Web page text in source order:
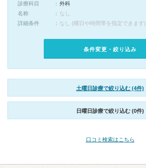
診療科目
外科
名称
なし
詳細条件
なし (曜日や時間帯を指定できます)
条件変更・絞り込み
土曜日診療で絞り込む (4件)
日曜日診療で絞り込む (0件)
口コミ検索はこちら